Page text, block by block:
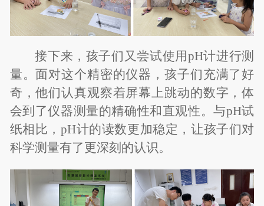
接下来，孩子们又尝试使用pH计进行测
量。面对这个精密的仪器，孩子们充满了好
奇，他们认真观察着屏幕上跳动的数字，体
会到了仪器测量的精确性和直观性。与pH试
纸相比，pH计的读数更加稳定，让孩子们对
科学测量有了更深刻的认识。